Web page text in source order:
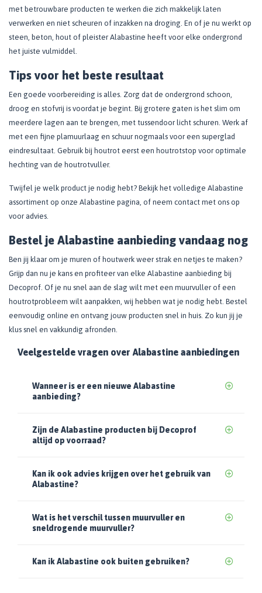
met betrouwbare producten te werken die zich makkelijk laten
verwerken en niet scheuren of inzakken na droging. En of je nu werkt op
steen, beton, hout of pleister Alabastine heeft voor elke ondergrond
het juiste vulmiddel.
Tips voor het beste resultaat
Een goede voorbereiding is alles. Zorg dat de ondergrond schoon,
droog en stofvrij is voordat je begint. Bij grotere gaten is het slim om
meerdere lagen aan te brengen, met tussendoor licht schuren. Werk af
met een fijne plamuurlaag en schuur nogmaals voor een superglad
eindresultaat. Gebruik bij houtrot eerst een houtrotstop voor optimale
hechting van de houtrotvuller.
Twijfel je welk product je nodig hebt? Bekijk het volledige Alabastine
assortiment op onze Alabastine pagina, of neem contact met ons op
voor advies.
Bestel je Alabastine aanbieding vandaag nog
Ben jij klaar om je muren of houtwerk weer strak en netjes te maken?
Grijp dan nu je kans en profiteer van elke Alabastine aanbieding bij
Decoprof. Of je nu snel aan de slag wilt met een muurvuller of een
houtrotprobleem wilt aanpakken, wij hebben wat je nodig hebt. Bestel
eenvoudig online en ontvang jouw producten snel in huis. Zo kun jij je
klus snel en vakkundig afronden.
Veelgestelde vragen over Alabastine aanbiedingen
Wanneer is er een nieuwe Alabastine
aanbieding?
Zijn de Alabastine producten bij Decoprof
altijd op voorraad?
Kan ik ook advies krijgen over het gebruik van
Alabastine?
Wat is het verschil tussen muurvuller en
sneldrogende muurvuller?
Kan ik Alabastine ook buiten gebruiken?